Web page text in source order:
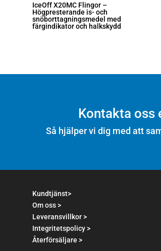
IceOff X20MC Flingor –
Högpresterande is- och
snöborttagningsmedel med
färgindikator och halkskydd
Kontakta oss
Så hjälper vi dig med att
Kundtjänst>
Om oss >
Leveransvillkor >
Integritetspolicy >
Återförsäljare >